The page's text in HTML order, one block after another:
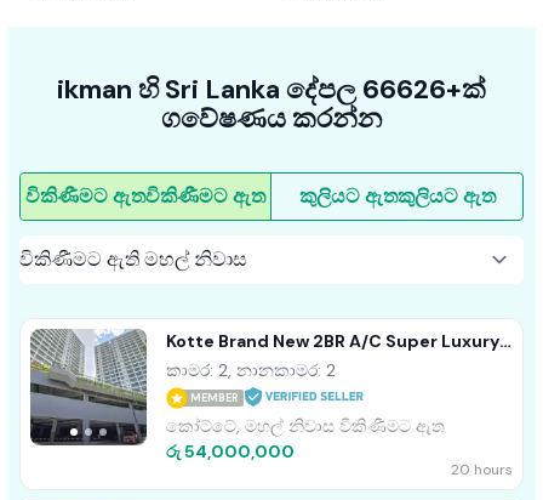
ikman හි Sri Lanka දේපල 66626+ක්
ගවේෂණය කරන්න
විකිණීමට ඇතවිකිණීමට ඇත කුලියට ඇතකුලියට ඇත
Kotte Brand New 2BR A/C Super Luxury
Apartment For Sale
කාමර: 2, නානකාමර: 2
MEMBER
කෝට්ටේ, මහල් නිවාස විකිණීමට ඇත
රු 54,000,000
20 hours